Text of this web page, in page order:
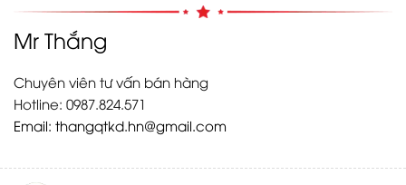
Mr Thắng
Chuyên viên tư vấn bán hàng
Hotline: 0987.824.571
Email: thangqtkd.hn@gmail.com